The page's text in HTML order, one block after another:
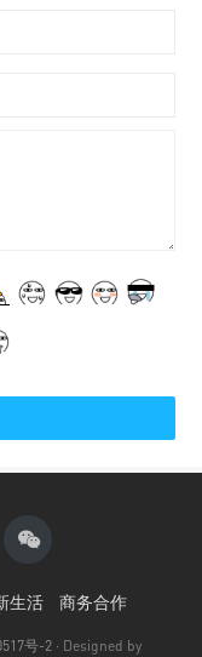
生活 商务合作
号-2 · Designed by